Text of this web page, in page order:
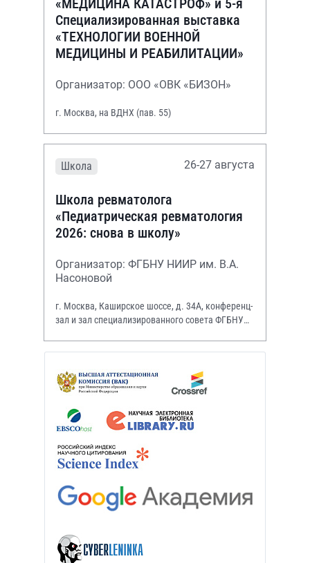
«МЕДИЦИНА КАТАСТРОФ» и 5-я
Специализированная выставка
«ТЕХНОЛОГИИ ВОЕННОЙ
МЕДИЦИНЫ И РЕАБИЛИТАЦИИ»
Организатор: ООО «ОВК «БИЗОН»
г. Москва, на ВДНХ (пав. 55)
Школа 26-27 августа
Школа ревматолога
«Педиатрическая ревматология
2026: снова в школу»
Организатор: ФГБНУ НИИР им. В.А.
Насоновой
г. Москва, Каширское шоссе, д. 34А, конференц-
зал и зал специализированного совета ФГБНУ